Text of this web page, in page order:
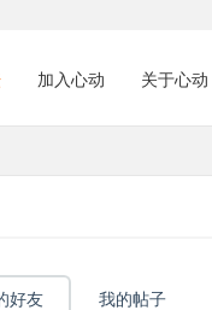
加入心动 关于心动
好友 我的帖子